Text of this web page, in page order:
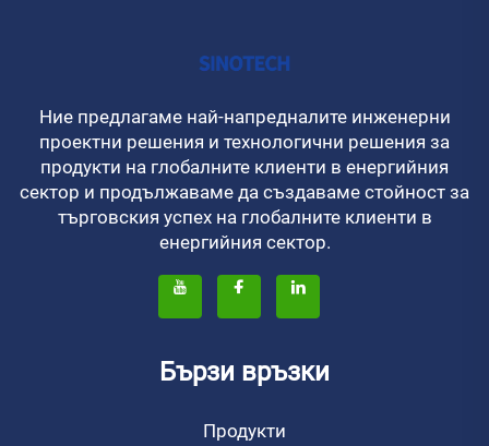
Ние предлагаме най-напредналите инженерни
проектни решения и технологични решения за
продукти на глобалните клиенти в енергийния
сектор и продължаваме да създаваме стойност за
търговския успех на глобалните клиенти в
енергийния сектор.
Бързи връзки
Продукти